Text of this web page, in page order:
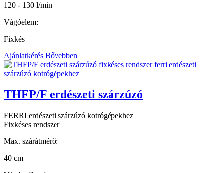
120 - 130 l/min
Vágóelem:
Fixkés
Ajánlatkérés Bővebben
THFP/F erdészeti szárzúzó
FERRI erdészeti szárzúzó kotrógépekhez
Fixkéses rendszer
Max. szárátmérő:
40 cm